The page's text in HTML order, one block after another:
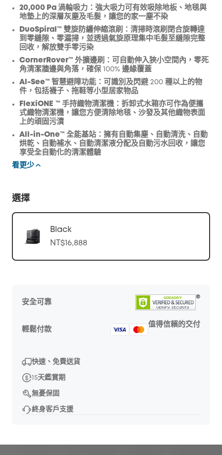
20,000 Pa 渦輪吸力 ：強大吸力可有效吸除地板、地毯與
地墊上的深層灰塵及毛髮，讓您的家一塵不染
DuoSpiral™ 雙旋防纏伸縮滾刷
：清掃時滾刷閉合旋轉達
到零縫隙、零漏掃，並透過氣旋原理集中毛髮至縫隙完整
回收，解放雙手零污染
CornerRover™ 外擴邊刷
：可自動伸入狹小空間內，零死
角清潔牆邊與角落，確保 100% 邊緣覆蓋
Al-See™ 智慧避障功能 ：可識別及閃避 200 種以上的物
件，包括襪子、拖鞋等小型居家物品
FlexiONE ™ 手持織物清潔機 ：拆卸式水箱亦可作為便攜
式織物清潔機，讓您方便清除地毯、沙發及其他織物表面
上的頑固污漬
All-in-One™ 全能基站 ：擁有自動集塵、自動清洗、自動
烘乾、自動補水、自動清潔液分配及自動污水回收，讓您
享受全自動化的清潔體驗
看更少
選擇
Black
NT$16,888
安全可靠
輕鬆付款
值得信賴的交付
快速、免費送貨
15天鑑賞期
無憂保固
終身客戶支援